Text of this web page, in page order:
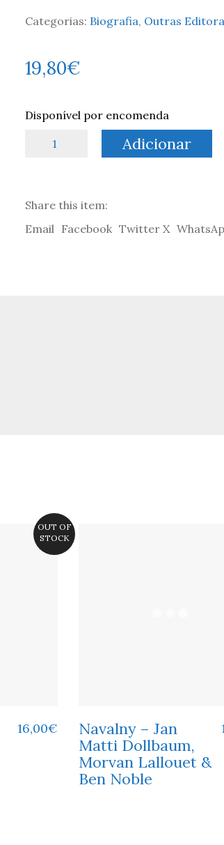
Categorias: Biografia, Outras
19,80€
Disponível por encomenda
Mulheres
Portuguesas
Adicionar
Share this item:
Email Facebook Twitter X
OUT OF
STOCK
16,00€
Navalny – Jan
Matti Dollbaum,
Morvan Lallouet &
Ben Noble